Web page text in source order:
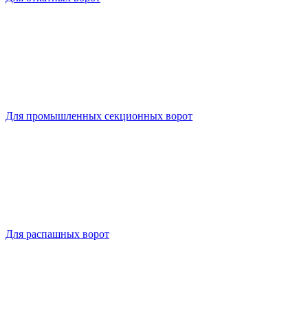
Для промышленных секционных ворот
Для распашных ворот